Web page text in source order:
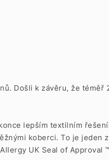
Došli k závěru, že téměř
lepším textilním
koberci. To je jeden
UK Seal of Approval